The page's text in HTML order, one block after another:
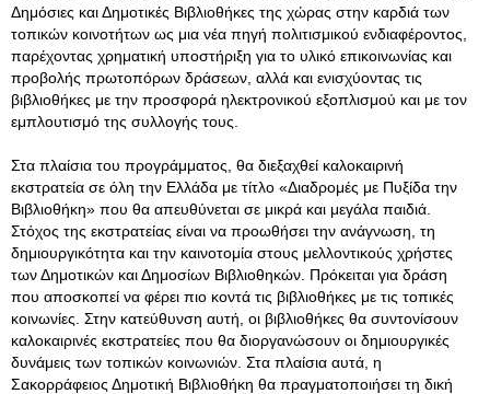
Δημόσιες και Δημοτικές Βιβλιοθήκες της χώρας στην καρδιά των
τοπικών κοινοτήτων ως μια νέα πηγή πολιτισμικού ενδιαφέροντος,
παρέχοντας χρηματική υποστήριξη για το υλικό επικοινωνίας και
προβολής πρωτοπόρων δράσεων, αλλά και ενισχύοντας τις
βιβλιοθήκες με την προσφορά ηλεκτρονικού εξοπλισμού και με τον
εμπλουτισμό της συλλογής τους.
Στα πλαίσια του προγράμματος, θα διεξαχθεί καλοκαιρινή
εκστρατεία σε όλη την Ελλάδα με τίτλο «Διαδρομές με Πυξίδα την
Βιβλιοθήκη» που θα απευθύνεται σε μικρά και μεγάλα παιδιά.
Στόχος της εκστρατείας είναι να προωθήσει την ανάγνωση, τη
δημιουργικότητα και την καινοτομία στους μελλοντικούς χρήστες
των Δημοτικών και Δημοσίων Βιβλιοθηκών. Πρόκειται για δράση
που αποσκοπεί να φέρει πιο κοντά τις βιβλιοθήκες με τις τοπικές
κοινωνίες. Στην κατεύθυνση αυτή, οι βιβλιοθήκες θα συντονίσουν
καλοκαιρινές εκστρατείες που θα διοργανώσουν οι δημιουργικές
δυνάμεις των τοπικών κοινωνιών. Στα πλαίσια αυτά, η
Σακορράφειος Δημοτική Βιβλιοθήκη θα πραγματοποιήσει τη δική